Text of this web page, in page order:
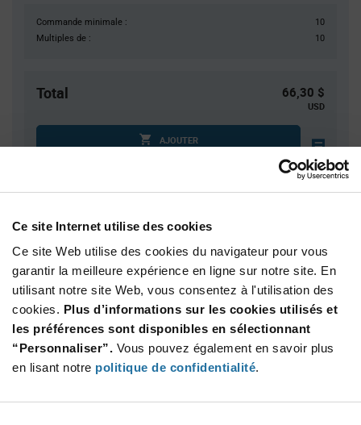
Ce site Internet utilise des cookies
Ce site Web utilise des cookies du navigateur pour vous
garantir la meilleure expérience en ligne sur notre site. En
utilisant notre site Web, vous consentez à l'utilisation des
cookies. Plus d’informations sur les cookies utilisés et
les préférences sont disponibles en sélectionnant
“Personnaliser”. Vous pouvez également en savoir plus
en lisant notre politique de confidentialité.
Commande minimale :
10
Multiples de :
10
Total 66,30 $
USD
AJOUTER
50
150
$6.49
250+
$6.43
Information